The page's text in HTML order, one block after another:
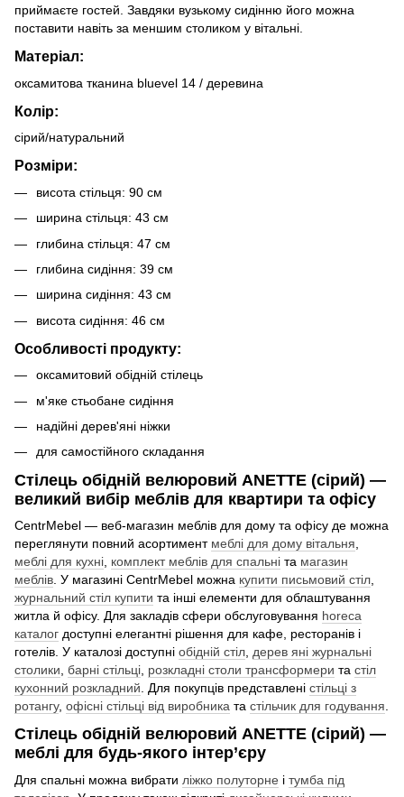
приймаєте гостей. Завдяки вузькому сидінню його можна
поставити навіть за меншим столиком у вітальні.
Матеріал:
оксамитова тканина bluevel 14 / деревина
Колір:
сірий/натуральний
Розміри:
висота стільця: 90 см
ширина стільця: 43 см
глибина стільця: 47 см
глибина сидіння: 39 см
ширина сидіння: 43 см
висота сидіння: 46 см
Особливості продукту:
оксамитовий обідній стілець
м'яке стьобане сидіння
надійні дерев'яні ніжки
для самостійного складання
Стілець обідній велюровий ANETTE (сірий) —
великий вибір меблів для квартири та офісу
CentrMebel — веб-магазин меблів для дому та офісу де можна
переглянути повний асортимент меблі для дому вітальня
меблі для кухні комплект меблів для спальні та магазин
меблів . У магазині CentrMebel можна купити письмовий стіл
журнальний стіл купити та інші елементи для облаштування
житла й офісу. Для закладів сфери обслуговування horeca
каталог доступні елегантні рішення для кафе, ресторанів і
готелів. У каталозі доступні обідній стіл дерев яні журнальні
столики барні стільці розкладні столи трансформери та стіл
кухонний розкладний . Для покупців представлені стільці з
ротангу, офісні стільці від виробника та стільчик для годування
Стілець обідній велюровий ANETTE (сірий) —
меблі для будь-якого інтер’єру
Для спальні можна вибрати ліжко полуторне і тумба під